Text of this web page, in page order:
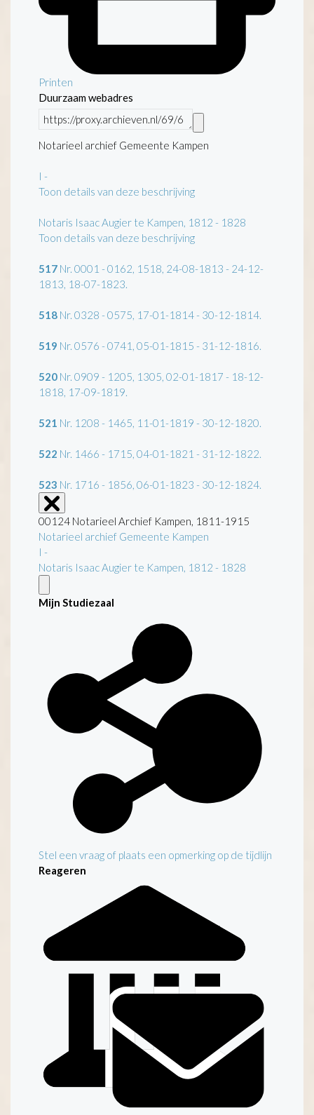
Printen
Duurzaam webadres
Notarieel archief Gemeente Kampen
I -
Toon details van deze beschrijving
Notaris Isaac Augier te Kampen, 1812 - 1828
Toon details van deze beschrijving
517 Nr. 0001 - 0162, 1518, 24-08-1813 - 24-12-
1813, 18-07-1823.
518 Nr. 0328 - 0575, 17-01-1814 - 30-12-1814.
519 Nr. 0576 - 0741, 05-01-1815 - 31-12-1816.
520 Nr. 0909 - 1205, 1305, 02-01-1817 - 18-12-
1818, 17-09-1819.
521 Nr. 1208 - 1465, 11-01-1819 - 30-12-1820.
522 Nr. 1466 - 1715, 04-01-1821 - 31-12-1822.
523 Nr. 1716 - 1856, 06-01-1823 - 30-12-1824.
00124 Notarieel Archief Kampen, 1811-1915
Notarieel archief Gemeente Kampen
I -
Notaris Isaac Augier te Kampen, 1812 - 1828
Mijn Studiezaal
Stel een vraag of plaats een opmerking op de tijdlijn
Reageren